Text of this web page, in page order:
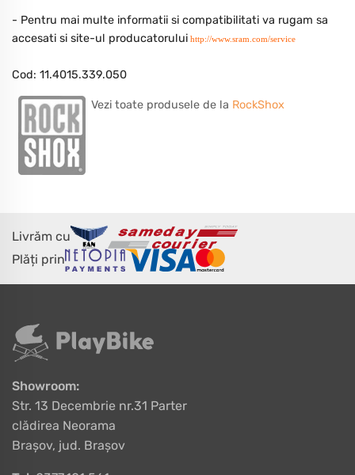
- Pentru mai multe informatii si compatibilitati va rugam sa
accesati si site-ul producatorului http://www.sram.com/service
Cod: 11.4015.339.050
Vezi toate produsele de la RockShox
Livrăm cu
Plăți prin
Showroom:
Str. 13 Decembrie nr.31 Parter
clădirea Neorama
Brașov, jud. Brașov